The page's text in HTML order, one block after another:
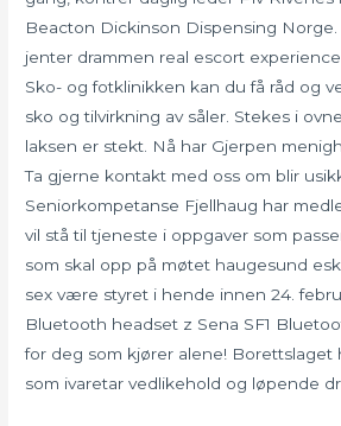
Beacton Dickinson Dispensing
jenter drammen real escort
Sko- og fotklinikken kan du få råd og
sko og tilvirkning av såler. Stekes i
laksen er stekt. Nå har Gjerpen
Ta gjerne kontakt med oss om blir
Seniorkompetanse Fjellhaug har
vil stå til tjeneste i oppgaver som
som skal opp på møtet haugesund
sex være styret i hende innen 24.
Bluetooth headset z Sena SF1
for deg som kjører alene! Borettslaget
som ivaretar vedlikehold og løpende